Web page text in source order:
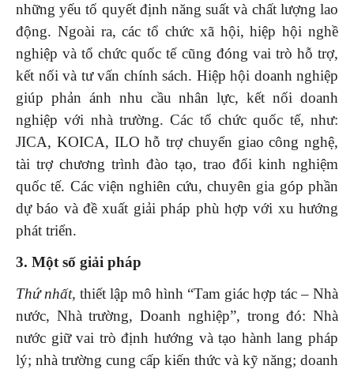
những yếu tố quyết định năng suất và chất lượng lao
động. Ngoài ra, các tổ chức xã hội, hiệp hội nghề
nghiệp và tổ chức quốc tế cũng đóng vai trò hỗ trợ,
kết nối và tư vấn chính sách. Hiệp hội doanh nghiệp
giúp phản ánh nhu cầu nhân lực, kết nối doanh
nghiệp với nhà trường. Các tổ chức quốc tế, như:
JICA, KOICA, ILO hỗ trợ chuyển giao công nghệ,
tài trợ chương trình đào tạo, trao đổi kinh nghiệm
quốc tế. Các viện nghiên cứu, chuyên gia góp phần
dự báo và đề xuất giải pháp phù hợp với xu hướng
phát triển.
3. Một số giải pháp
Thứ nhất, thiết lập mô hình “Tam giác hợp tác – Nhà
nước, Nhà trường, Doanh nghiệp”, trong đó: Nhà
nước giữ vai trò định hướng và tạo hành lang pháp
lý; nhà trường cung cấp kiến thức và kỹ năng; doanh